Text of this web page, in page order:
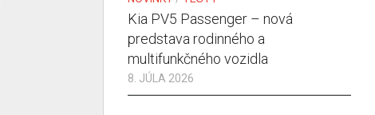
Kia PV5 Passenger – nová
predstava rodinného a
multifunkčného vozidla
8. JÚLA 2026